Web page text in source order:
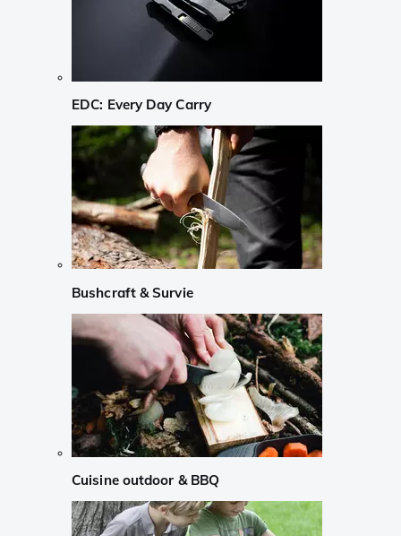
EDC: Every Day Carry
Bushcraft & Survie
Cuisine outdoor & BBQ